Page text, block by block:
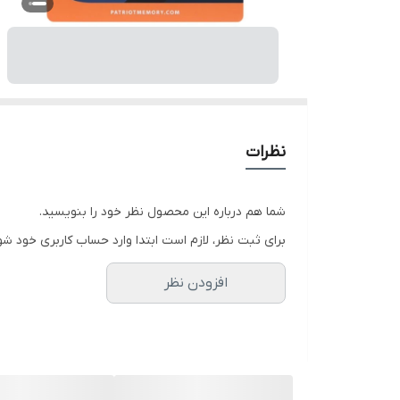
نظرات
شما هم درباره این محصول نظر خود را بنویسید.
برای ثبت نظر، لازم است ابتدا وارد حساب کاربری خود
افزودن نظر